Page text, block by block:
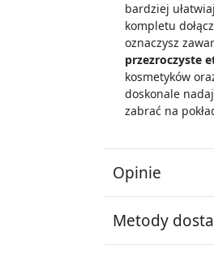
bardziej
kompletu
oznaczysz
przezroczyste
kosmetyków
doskonale
zabrać na
Opinie
Metody